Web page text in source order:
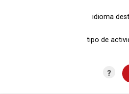
idioma
tipo de
?